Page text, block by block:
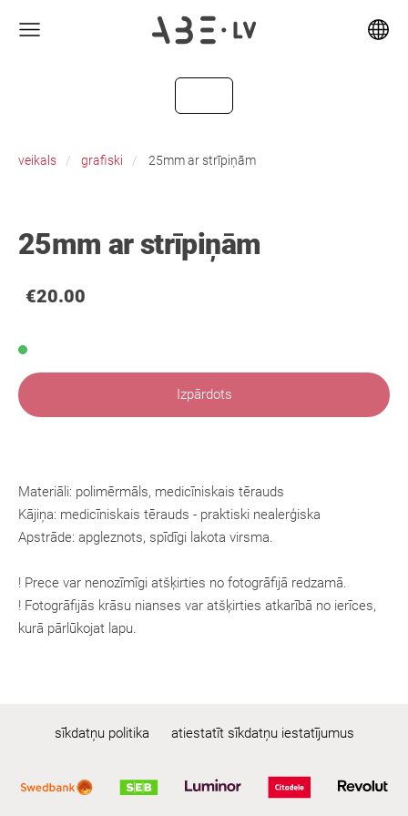
veikals grafiski 25mm ar strīpiņām
25mm ar strīpiņām
€20.00
Izpārdots
Materiāli: polimērmāls, medicīniskais tērauds
Kājiņa: medicīniskais tērauds - praktiski nealerģiska
Apstrāde: apgleznots, spīdīgi lakota virsma.
! Prece var nenozīmīgi atšķirties no fotogrāfijā redzamā.
! Fotogrāfijās krāsu nianses var atšķirties atkarībā no ierīces,
kurā pārlūkojat lapu.
sīkdatņu politika atiestatīt sīkdatņu iestatījumus